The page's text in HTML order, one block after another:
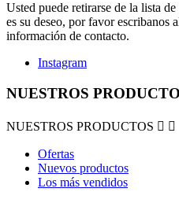
Usted puede retirarse de la lista
es su deseo, por favor escribanos
información de contacto.
Instagram
NUESTROS
NUESTROS PRODUCTOS  
Ofertas
Nuevos productos
Los más vendidos